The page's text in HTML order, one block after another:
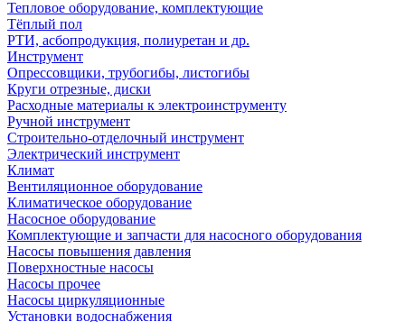
Тепловое оборудование, комплектующие
Тёплый пол
РТИ, асбопродукция, полиуретан и др.
Инструмент
Опрессовщики, трубогибы, листогибы
Круги отрезные, диски
Расходные материалы к электроинструменту
Ручной инструмент
Строительно-отделочный инструмент
Электрический инструмент
Климат
Вентиляционное оборудование
Климатическое оборудование
Насосное оборудование
Комплектующие и запчасти для насосного оборудования
Насосы повышения давления
Поверхностные насосы
Насосы прочее
Насосы циркуляционные
Установки водоснабжения